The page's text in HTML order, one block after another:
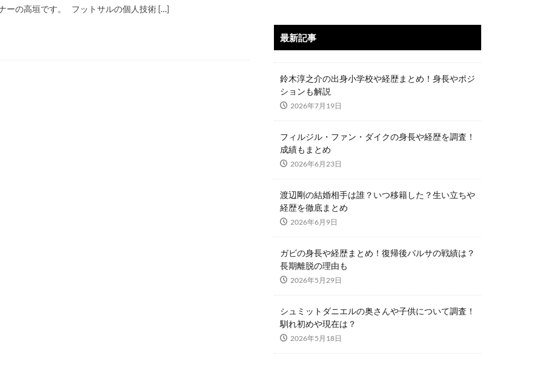
ーの高垣です。 フットサルの個人技術 […]
最新記事
鈴木淳之介の出身小学校や経歴まとめ！身長やポジ
ションも解説
2026年7月19日
フィルジル・ファン・ダイクの身長や経歴を調査！
成績もまとめ
2026年6月23日
渡辺剛の結婚相手は誰？いつ移籍した？生い立ちや
経歴を徹底まとめ
2026年6月9日
ガビの身長や経歴まとめ！復帰後バルサの戦績は？
長期離脱の理由も
2026年5月29日
シュミットダニエルの奥さんや子供について調査！
馴れ初めや現在は？
2026年5月18日